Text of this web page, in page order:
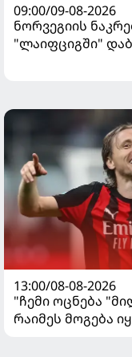
09:00/09-08-2026
ნორვეგიის
"ლაიფციგში"
13:00/08-08-2026
"ჩემი ოცნება
რაიმეს მოგება